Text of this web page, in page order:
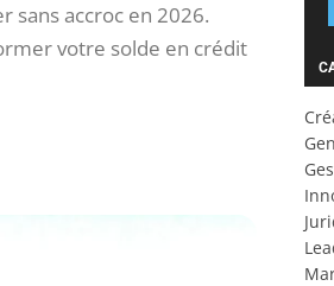
sans accroc en 2026.
votre solde en crédit